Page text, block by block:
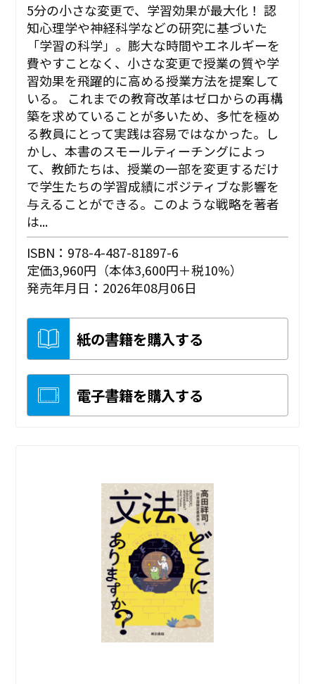
5分の小さな変更で、学習効果が最大化！ 認
知心理学や神経科学などの研究に基づいた
「学習の科学」。膨大な時間やエネルギーを
費やすことなく、小さな変更で授業の質や学
習効果を飛躍的に高める授業方法を提案して
いる。 これまでの教育改革はゼロからの再構
築を求めていることが多いため、多忙を極め
る教員にとって実践は容易ではなかった。し
かし、本書のスモールティーチングによっ
て、教師たちは、授業の一部を変更するだけ
で学生たちの学習成績にポジティブな影響を
与えることができる。このような戦略を著者
は...
ISBN：978-4-487-81897-6
定価3,960円（本体3,600円＋税10%）
発売年月日：2026年08月06日
紙の書籍を購入する
電子書籍を購入する